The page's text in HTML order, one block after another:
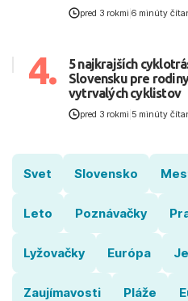
pred 3 rokmi 6 minúty
4.
5 najkrajších
Slovensku pre
vytrvalých cyklistov
pred 3 rokmi 5 minúty
Svet Slovensko
Leto Poznávačky
Lyžovačky Európa
Zaujímavosti Pláže